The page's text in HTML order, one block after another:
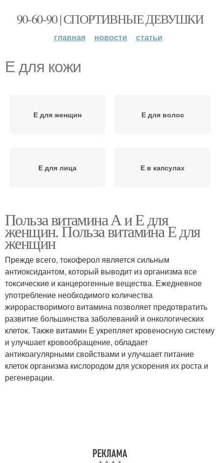
90-60-90 | СПОРТИВНЫЕ ДЕВУШКИ
главная новости статьи
Е для кожи
Е для женщин Е для волос
Е для лица Е в капсулах
Польза витамина А и Е для
женщин. Польза витамина Е для
женщин
Прежде всего, токоферол является сильным
антиоксидантом, который выводит из организма все
токсические и канцерогенные вещества. Ежедневное
употребление необходимого количества
жирорастворимого витамина позволяет предотвратить
развитие большинства заболеваний и онкологических
клеток. Также витамин Е укрепляет кровеносную систему
и улучшает кровообращение, обладает
антикоагулярными свойствами и улучшает питание
клеток организма кислородом для ускорения их роста и
регенерации.